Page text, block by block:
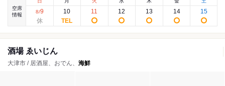
空席
情報
8/9 10 11 12 13 14 15
酒場 ゑいじん
大津市 / 居酒屋、おでん、 海鮮